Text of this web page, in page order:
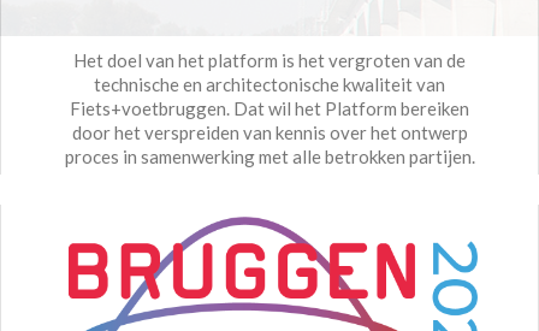
Het doel van het platform is het vergroten van de
technische en architectonische kwaliteit van
Fiets+voetbruggen. Dat wil het Platform bereiken
door het verspreiden van kennis over het ontwerp
proces in samenwerking met alle betrokken partijen.